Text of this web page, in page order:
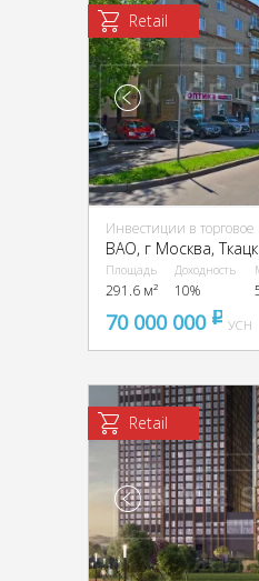
Retail
Инвестиции в
ВАО, г Москва,
Площадь
291.6 м²
Доходность
10%
70 000 000 pуб
УСН
Retail